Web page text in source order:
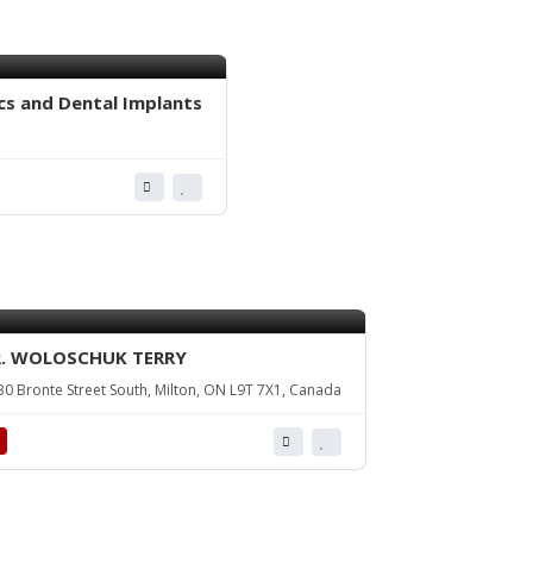
and Dental Implants
WOLOSCHUK TERRY
Bronte Street South, Milton, ON L9T 7X1, Canada